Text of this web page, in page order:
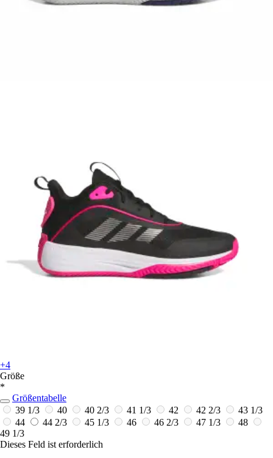
+4
Größe
*
Größentabelle
39 1/3
40 40 2/3 41 1/3 42 42 2/3
43 1/3
44
44 2/3 45 1/3 46 46 2/3 47 1/3
48
49 1/3
Dieses Feld ist erforderlich